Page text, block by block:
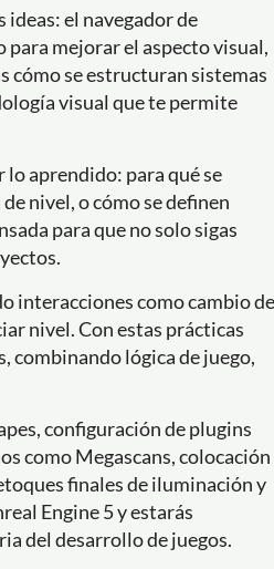
el navegador de
mejorar el aspecto visual,
cómo se estructuran sistemas
visual que te permite
lo aprendido: para qué se
nivel, o cómo se definen
para que no solo sigas
interacciones como cambio de
nivel. Con estas prácticas
combinando lógica de juego,
configuración de plugins
como Megascans, colocación
finales de iluminación y
Engine 5 y estarás
del desarrollo de juegos.